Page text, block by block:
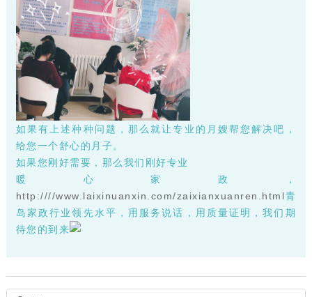
如果有上述种种问题，那么就让专业的月嫂帮您解决吧，
给您一个舒心的月子。
如果您刚好需要，那么我们刚好专业
暖心家政，
http:////www.laixinuanxin.com/zaixianxuanren.html青
岛家政行业领先水平，用服务说话，用质量证明，我们期
待您的到来